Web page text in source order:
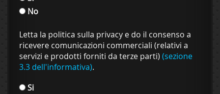
No
Letta la politica sulla privacy e do il consenso a
ricevere comunicazioni commerciali (relativi a
servizi e prodotti forniti da terze parti) (sezione
3.3 dell'informativa).
Si